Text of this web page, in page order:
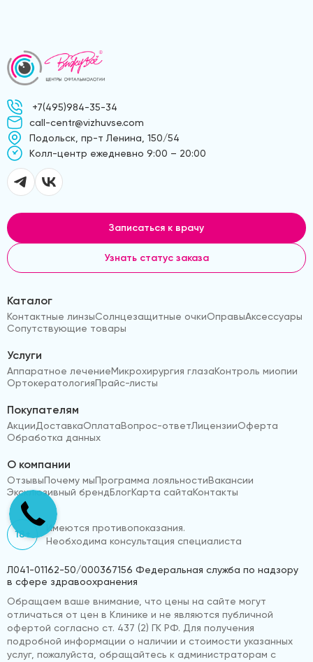
+7(495)984-35-34
call-centr@vizhuvse.com
Подольск, пр-т Ленина, 150/54
Kолл-центр ежедневно 9:00 – 20:00
Записаться к врачу
Узнать статус заказа
Каталог
Контактные линзыСолнцезащитные очкиОправыАксессуары
Сопутствующие товары
Услуги
Аппаратное лечениеМикрохирургия глазаКонтроль миопии
ОртокератологияПрайс-листы
Покупателям
АкцииДоставкаОплатаВопрос-ответЛицензииОферта
Обработка данных
О компании
ОтзывыПочему мыПрограмма лояльностиВакансии
Эксклюзивный брендБлогКарта сайтаКонтакты
18+
Имеются противопоказания.
Необходима консультация специалиста
Л041-01162-50/000367156 Федеральная служба по надзору
в сфере здравоохранения
Обращаем ваше внимание, что цены на сайте могут
отличаться от цен в Клинике и не являются публичной
офертой согласно ст. 437 (2) ГК РФ. Для получения
подробной информации о наличии и стоимости указанных
услуг, пожалуйста, обращайтесь к администраторам с